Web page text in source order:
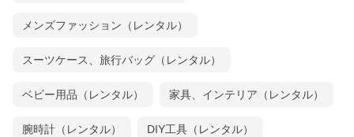
メンズファッション（レンタル）
スーツケース、旅行バッグ（レンタル）
ベビー用品（レンタル） 家具、インテリア（レンタル）
腕時計（レンタル） DIY工具（レンタル）